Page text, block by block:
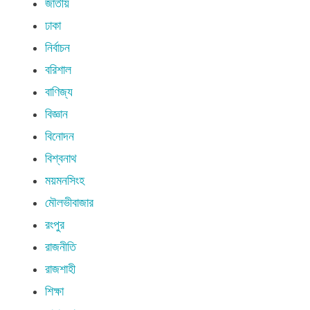
জাতীয়
ঢাকা
নির্বাচন
বরিশাল
বাণিজ্য
বিজ্ঞান
বিনোদন
বিশ্বনাথ
ময়মনসিংহ
মৌলভীবাজার
রংপুর
রাজনীতি
রাজশাহী
শিক্ষা